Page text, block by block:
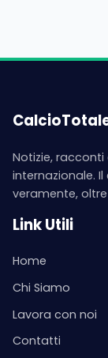
Notizie,
internazionale.
veramente,
Link Utili
Home
Chi Siamo
Lavora con noi
Contatti